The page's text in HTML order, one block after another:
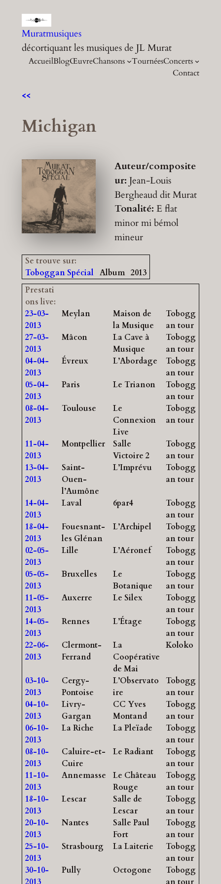
contenu
Muratmusiques
décortiquant les musiques de JL Murat
AccueilBlogŒuvreChansons TournéesConcerts
Contact
<<
Michigan
Auteur/composite
ur:Jean-Louis
Bergheaud dit Murat
Tonalité:E flat
minor mi bémol
mineur
Se trouve sur:
Toboggan Spécial Album 2013
Prestati
ons live:
23-03-
2013
Meylan
Maison de
la Musique
Tobogg
an tour
27-03-
2013
Mâcon
La Cave à
Musique
Tobogg
an tour
04-04-
2013
Évreux L’Abordage
Tobogg
an tour
05-04-
2013
Paris Le Trianon
Tobogg
an tour
08-04-
2013
Toulouse
Le
Connexion
Live
Tobogg
an tour
11-04-
2013
Montpellier
Salle
Victoire 2
Tobogg
an tour
13-04-
2013
Saint-
Ouen-
l’Aumône
L’Imprévu
Tobogg
an tour
14-04-
2013
Laval 6par4
Tobogg
an tour
18-04-
2013
Fouesnant-
les Glénan
L’Archipel
Tobogg
an tour
02-05-
2013
Lille L’Aéronef
Tobogg
an tour
05-05-
2013
Bruxelles
Le
Botanique
Tobogg
an tour
11-05-
2013
Auxerre Le Silex
Tobogg
an tour
14-05-
2013
Rennes L’Étage
Tobogg
an tour
22-06-
2013
Clermont-
Ferrand
La
Coopérative
de Mai
Koloko
03-10-
2013
Cergy-
Pontoise
L’Observato
ire
Tobogg
an tour
04-10-
2013
Livry-
Gargan
CC Yves
Montand
Tobogg
an tour
06-10-
2013
La Riche La Pleïade
Tobogg
an tour
08-10-
2013
Caluire-et-
Cuire
Le Radiant
Tobogg
an tour
11-10-
2013
Annemasse
Le Château
Rouge
Tobogg
an tour
18-10-
2013
Lescar
Salle de
Lescar
Tobogg
an tour
20-10-
2013
Nantes
Salle Paul
Fort
Tobogg
an tour
25-10-
2013
Strasbourg La Laiterie
Tobogg
an tour
30-10-
2013
Pully Octogone
Tobogg
an tour